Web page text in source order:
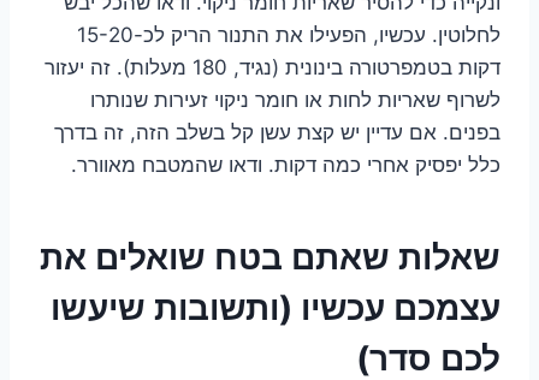
לחלוטין. עכשיו, הפעילו את התנור הריק לכ-15-20
דקות בטמפרטורה בינונית (נגיד, 180 מעלות). זה יעזור
לשרוף שאריות לחות או חומר ניקוי זעירות שנותרו
בפנים. אם עדיין יש קצת עשן קל בשלב הזה, זה בדרך
כלל יפסיק אחרי כמה דקות. ודאו שהמטבח מאוורר.
שאלות שאתם בטח שואלים את
עצמכם עכשיו (ותשובות שיעשו
לכם סדר)